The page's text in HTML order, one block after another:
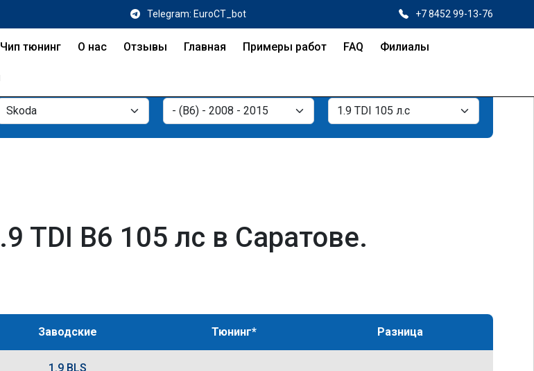
Telegram: EuroCT_bot +7 8452 99-13-76
Чип тюнинг О нас Отзывы Главная Примеры работ FAQ Филиалы
TDI B6 105 лс в Саратове.
Заводские Тюнинг* Разница
1.9 BLS